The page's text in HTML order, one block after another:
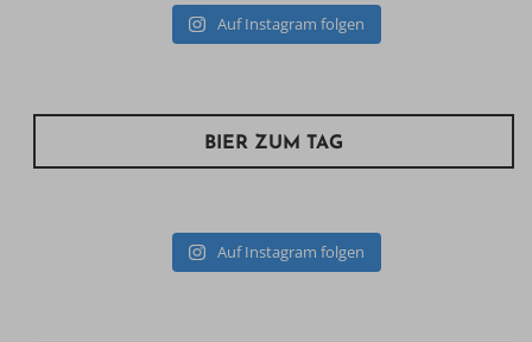
Auf Instagram folgen
BIER ZUM TAG
Auf Instagram folgen